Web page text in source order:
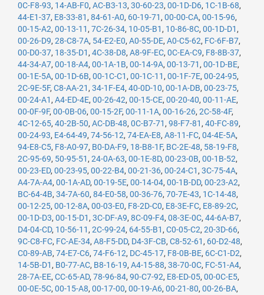
0C-F8-93, 14-AB-F0, AC-B3-13, 30-60-23, 00-1D-D6, 1C-1B-68,
44-E1-37, E8-33-81 , 84-61-A0, 60-19-71 , 00-00-CA, 00-15-96,
00-15-A2, 00-13-11 , 7C-26-34, 10-05-B1 , 10-86-8C, 00-1D-D1 ,
00-26-D9, 28-C8-7A, 54-E2-E0, A0-55-DE, A0-C5-62, FC-6F-B7,
00-D0-37, 18-35-D1 , 4C-38-D8, A8-9F-EC, 0C-EA-C9, F8-8B-37,
44-34-A7, 00-18-A4, 00-1A-1B, 00-14-9A, 00-13-71 , 00-1D-BE,
00-1E-5A, 00-1D-6B, 00-1C-C1 , 00-1C-11 , 00-1F-7E, 00-24-95,
2C-9E-5F, C8-AA-21 , 34-1F-E4, 40-0D-10, 00-1A-DB, 00-23-75,
00-24-A1 , A4-ED-4E, 00-26-42, 00-15-CE, 00-20-40, 00-11-AE,
00-0F-9F, 00-0B-06, 00-15-2F, 00-11-1A, 00-16-26, 2C-58-4F,
4C-12-65, 40-2B-50, AC-DB-48, 0C-B7-71 , 98-F7-81 , 40-FC-89,
00-24-93, E4-64-49, 74-56-12, 74-EA-E8, A8-11-FC, 04-4E-5A,
94-E8-C5, F8-A0-97, B0-DA-F9, 18-B8-1F, BC-2E-48, 58-19-F8,
2C-95-69, 50-95-51 , 24-0A-63, 00-1E-8D, 00-23-0B, 00-1B-52,
00-23-ED, 00-23-95, 00-22-B4, 00-21-36, 00-24-C1 , 3C-75-4A,
A4-7A-A4, 00-1A-AD, 00-19-5E, 00-14-04, 00-1B-DD, 00-23-A2,
BC-64-4B, 34-7A-60, 84-E0-58, 00-36-76, 70-7E-43, 1C-14-48,
00-12-25, 00-12-8A, 00-03-E0, F8-2D-C0, E8-3E-FC, E8-89-2C,
00-1D-D3, 00-15-D1 , 3C-DF-A9, 8C-09-F4, 08-3E-0C, 44-6A-B7,
D4-04-CD, 10-56-11 , 2C-99-24, 64-55-B1 , C0-05-C2, 20-3D-66,
9C-C8-FC, FC-AE-34, A8-F5-DD, D4-3F-CB, C8-52-61 , 60-D2-48,
C0-89-AB, 74-E7-C6, 74-F6-12, DC-45-17, F8-0B-BE, 6C-C1-D2,
14-5B-D1 , B0-77-AC, B8-16-19, A4-15-88, 38-70-0C, FC-51-A4,
28-7A-EE, CC-65-AD, 78-96-84, 90-C7-92, E8-ED-05, 00-0C-E5,
00-0E-5C, 00-15-A8, 00-17-00, 00-19-A6, 00-21-80, 00-26-BA,